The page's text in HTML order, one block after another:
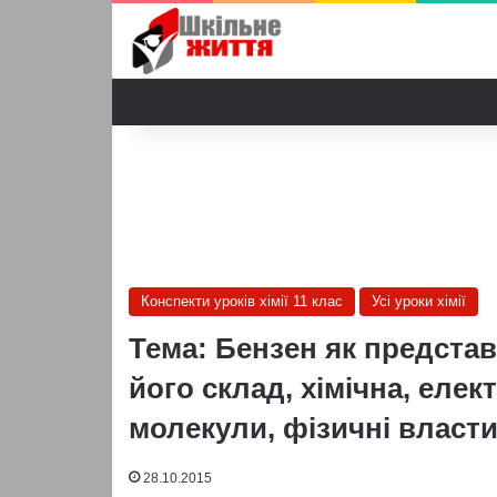
Конспекти уроків хімії 11 клас Усі уроки хімії
Тема: Бензен як
його склад, хімічна,
молекули, фізичні
28.10.2015